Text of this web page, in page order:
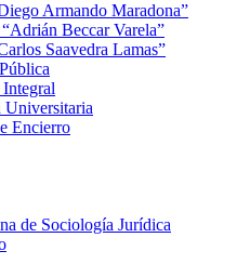
Armando Maradona”
Beccar Varela”
Saavedra Lamas”
Integral
Universitaria
Encierro
de Sociología Jurídica